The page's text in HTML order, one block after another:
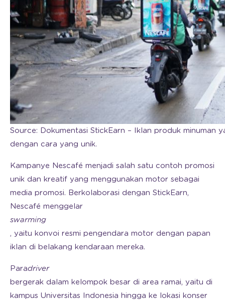
Source: Dokumentasi StickEarn – Iklan produk minuman
dengan cara yang unik.
Kampanye Nescafé menjadi salah satu contoh promosi
unik dan kreatif yang menggunakan motor sebagai
media promosi. Berkolaborasi dengan StickEarn,
Nescafé menggelar
swarming
, yaitu konvoi resmi pengendara motor dengan papan
iklan di belakang kendaraan mereka.
Paradriver
bergerak dalam kelompok besar di area ramai, yaitu di
kampus Universitas Indonesia hingga ke lokasi konser